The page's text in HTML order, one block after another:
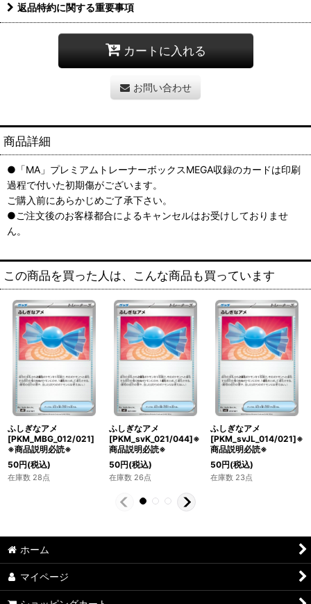
返品特約に関する重要事項
カートに入れる
お問い合わせ
商品詳細
●「MA」プレミアムトレーナーボックスMEGA収録のカードは印刷
過程で付いた初期傷がございます。
ご購入前にあらかじめご了承下さい。
●ご注文後のお客様都合によるキャンセルはお受けしておりませ
ん。
この商品を買った人は、こんな商品も買っています
ふしぎなアメ
[PKM_MBG_012/021]
※商品説明必読※
50円(税込)
在庫数 28点
ふしぎなアメ
[PKM_svK_021/044]※
商品説明必読※
50円(税込)
在庫数 26点
ふしぎなアメ
[PKM_svJL_014/021]※
商品説明必読※
50円(税込)
在庫数 23点
ホーム
マイページ